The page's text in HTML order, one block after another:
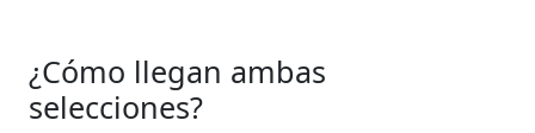
¿Cómo llegan ambas
selecciones?